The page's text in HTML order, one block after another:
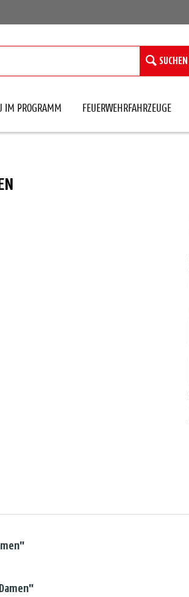
SUCHEN
IM PROGRAMM FEUERWEHRFAHRZEUGE